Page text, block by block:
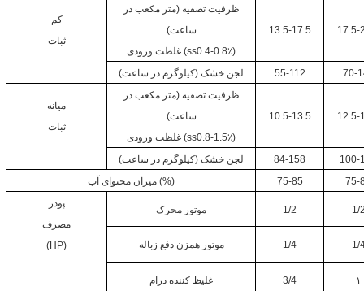
کم
ثبات
ظرفیت تصفیه (متر مکعب در
ساعت)
غلظت ورودی (ss0.4-0.8٪)
13.5-17.5 17.5-
لجن خشک (کیلوگرم در ساعت) 55-112 70-
میانه
ثبات
ظرفیت تصفیه (متر مکعب در
ساعت)
غلظت ورودی (ss0.8-1.5٪)
10.5-13.5 12.5-
لجن خشک (کیلوگرم در ساعت) 84-158
100-
میزان محتوای آب (%)
75-85
75-
پودر
مصرف
(HP)
موتور محرک 1/2 1/
موتور همزن دفع زباله 1/4 1/
غلیظ کننده درام 3/4 ۱